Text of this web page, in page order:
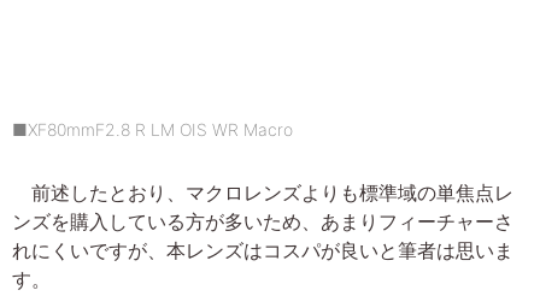
■XF80mmF2.8 R LM OIS WR Macro
前述したとおり、マクロレンズよりも標準域の単焦点レ
ンズを購入している方が多いため、あまりフィーチャーさ
れにくいですが、本レンズはコスパが良いと筆者は思いま
す。